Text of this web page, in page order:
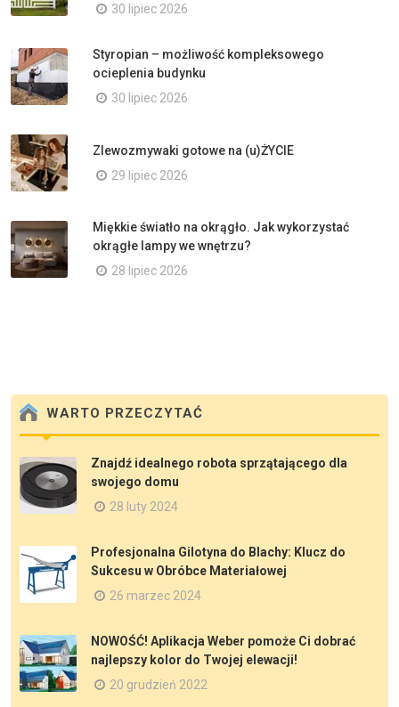
30 lipiec 2026
Styropian – możliwość kompleksowego
ocieplenia budynku
30 lipiec 2026
Zlewozmywaki gotowe na (u)ŻYCIE
29 lipiec 2026
Miękkie światło na okrągło. Jak wykorzystać
okrągłe lampy we wnętrzu?
28 lipiec 2026
WARTO PRZECZYTAĆ
Znajdź idealnego robota sprzątającego dla
swojego domu
28 luty 2024
Profesjonalna Gilotyna do Blachy: Klucz do
Sukcesu w Obróbce Materiałowej
26 marzec 2024
NOWOŚĆ! Aplikacja Weber pomoże Ci dobrać
najlepszy kolor do Twojej elewacji!
20 grudzień 2022